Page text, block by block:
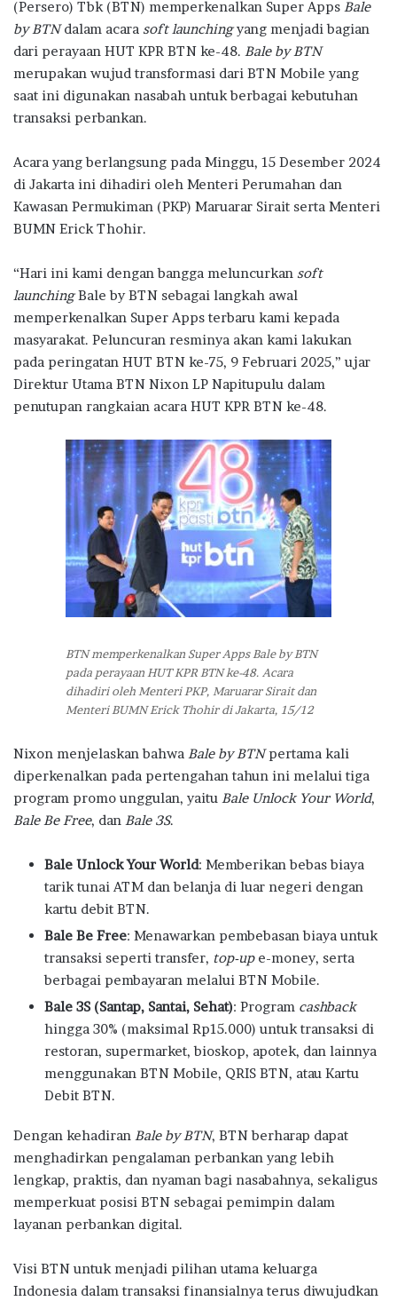
b
o
o
k
te
r
s
A
p
p
g
ra
m
e
(Persero) Tbk (BTN) memperkenalkan Super Apps Bale
by BTNdalam acara soft launchingyang menjadi bagian
dari perayaan HUT KPR BTN ke-48. Bale by BTN
merupakan wujud transformasi dari BTN Mobile yang
saat ini digunakan nasabah untuk berbagai kebutuhan
transaksi perbankan.
Acara yang berlangsung pada Minggu, 15 Desember 2024
di Jakarta ini dihadiri oleh Menteri Perumahan dan
Kawasan Permukiman (PKP) Maruarar Sirait serta Menteri
BUMN Erick Thohir.
“Hari ini kami dengan bangga meluncurkan soft
launchingBale by BTN sebagai langkah awal
memperkenalkan Super Apps terbaru kami kepada
masyarakat. Peluncuran resminya akan kami lakukan
pada peringatan HUT BTN ke-75, 9 Februari 2025,” ujar
Direktur Utama BTN Nixon LP Napitupulu dalam
penutupan rangkaian acara HUT KPR BTN ke-48.
BTN memperkenalkan Super Apps Bale by BTN
pada perayaan HUT KPR BTN ke-48. Acara
dihadiri oleh Menteri PKP, Maruarar Sirait dan
Menteri BUMN Erick Thohir di Jakarta, 15/12
Nixon menjelaskan bahwa Bale by BTNpertama kali
diperkenalkan pada pertengahan tahun ini melalui tiga
program promo unggulan, yaitu Bale Unlock Your World,
Bale Be Free, dan Bale 3S.
Bale Unlock Your World: Memberikan bebas biaya
tarik tunai ATM dan belanja di luar negeri dengan
kartu debit BTN.
Bale Be Free: Menawarkan pembebasan biaya untuk
transaksi seperti transfer, top-upe-money, serta
berbagai pembayaran melalui BTN Mobile.
Bale 3S (Santap, Santai, Sehat): Program cashback
hingga 30% (maksimal Rp15.000) untuk transaksi di
restoran, supermarket, bioskop, apotek, dan lainnya
menggunakan BTN Mobile, QRIS BTN, atau Kartu
Debit BTN.
Dengan kehadiran Bale by BTN, BTN berharap dapat
menghadirkan pengalaman perbankan yang lebih
lengkap, praktis, dan nyaman bagi nasabahnya, sekaligus
memperkuat posisi BTN sebagai pemimpin dalam
layanan perbankan digital.
Visi BTN untuk menjadi pilihan utama keluarga
Indonesia dalam transaksi finansialnya terus diwujudkan